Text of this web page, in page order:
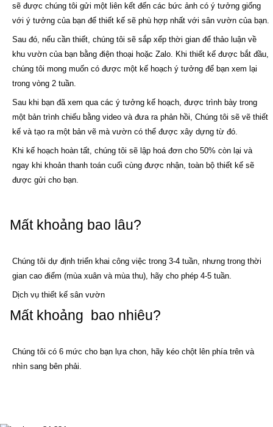
sẽ được chúng tôi gửi một liên kết đến các bức ảnh có ý tưởng giống
với ý tưởng của bạn để thiết kế sẽ phù hợp nhất với sân vườn của bạn.
Sau đó, nếu cần thiết, chúng tôi sẽ sắp xếp thời gian để thảo luận về
khu vườn của bạn bằng điện thoại hoặc Zalo. Khi thiết kế được bắt đầu,
chúng tôi mong muốn có được một kế hoạch ý tưởng để bạn xem lại
trong vòng 2 tuần.
Sau khi bạn đã xem qua các ý tưởng kế hoạch, được trình bày trong
một bản trình chiếu bằng video và đưa ra phản hồi, Chúng tôi sẽ vẽ thiết
kế và tạo ra một bản vẽ mà vườn có thể được xây dựng từ đó.
Khi kế hoạch hoàn tất, chúng tôi sẽ lập hoá đơn cho 50% còn lại và
ngay khi khoản thanh toán cuối cùng được nhận, toàn bộ thiết kế sẽ
được gửi cho bạn.
Mất khoảng bao lâu?
Chúng tôi dự định triển khai công việc trong 3-4 tuần, nhưng trong thời
gian cao điểm (mùa xuân và mùa thu), hãy cho phép 4-5 tuần.
Dịch vụ thiết kế sân vườn
Mất khoảng bao nhiêu?
Chúng tôi có 6 mức cho bạn lựa chon, hãy kéo chột lên phía trên và
nhìn sang bên phải.